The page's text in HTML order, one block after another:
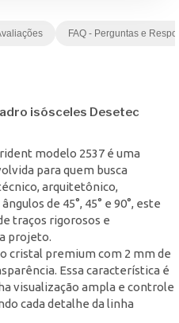
FAQ - Perguntas e
isósceles Desetec
modelo 2537 é uma
para quem busca
arquitetônico,
de 45°, 45° e 90°, este
traços rigorosos e
projeto.
cristal premium com 2 mm de
Essa característica é
visualização ampla e controle
cada detalhe da linha